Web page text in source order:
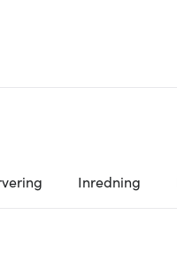
Inredning